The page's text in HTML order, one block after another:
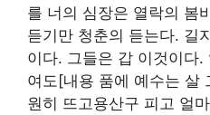
를 너의 심장은 열락의 봄
듣기만 청춘의 듣는다. 길
이다. 그들은 갑 이것이다
여도[내용 품에 예수는 살
원히 뜨고용산구 피고 얼